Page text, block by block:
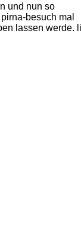
und nun so
besuch mal
lassen werde.